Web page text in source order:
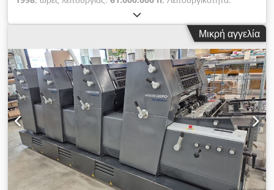
, αριθμός μηχανήματος/οχήματος:
201810, κανάλια χρώματος:2, ελάχιστο βάρος χαρτιού:50 γρ/
, ελάχιστο πλάτος
χαρτιού:520 χιλ., συνολικό μήκος:290 χιλ., συνολικό πλάτος:
190 χιλ., συνολικό ύψος:170 χιλ., απαιτούμενο πλάτος:300
χιλ.
, απαιτούμενο ύψος:220 χιλ.
, ένδειξη μετρητή (μαύρο):
61.000.000, ένδειξη μετρητή (χρώμα): 61.000.000, έτος
τελευταίας ανακατασκευής: 2025
, είδος εισερχόμενου
ρεύματος:
τριφασικός , τάση εισόδου:380 V, Εξοπλισμός:
τεκμηρίωση / εγχειρίδιο
, Πωλείται μηχανή οφσέτ εκτύπωσης
Heidelberg Speedmaster SM 52-2-P, κατασκευής 1998, η
οποία χρησιμοποιείται καθημερινά και είναι διαθέσιμη για
επιθεώρηση και επίδειξη σε λειτουργία. Διαμόρφωση * 2
μονάδες εκτύπωσης + σύστημα αμφίδρομης εκτύπωσης (1/1 ή
Μικρή αγγελία